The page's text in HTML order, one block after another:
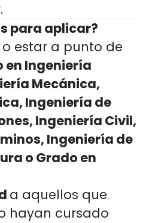
para aplicar?
estar a punto de
en Ingeniería
Mecánica,
Ingeniería de
Ingeniería Civil,
Ingeniería de
o Grado en
a aquellos que
hayan cursado